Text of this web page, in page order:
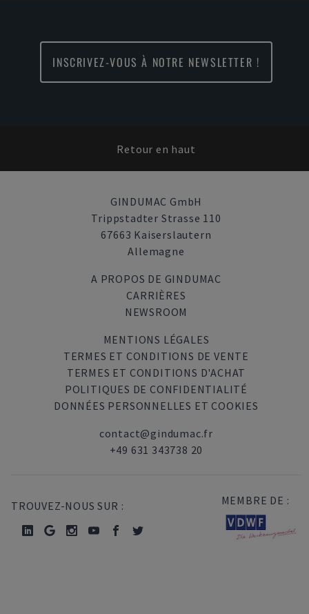
INSCRIVEZ-VOUS À NOTRE NEWSLETTER !
Retour en haut
GINDUMAC GmbH
Trippstadter Strasse 110
67663 Kaiserslautern
Allemagne
A PROPOS DE GINDUMAC
CARRIÈRES
NEWSROOM
MENTIONS LÉGALES
TERMES ET CONDITIONS DE VENTE
TERMES ET CONDITIONS D'ACHAT
POLITIQUES DE CONFIDENTIALITÉ
DONNÉES PERSONNELLES ET COOKIES
contact@gindumac.fr
+49 631 343738 20
TROUVEZ-NOUS SUR : MEMBRE DE :